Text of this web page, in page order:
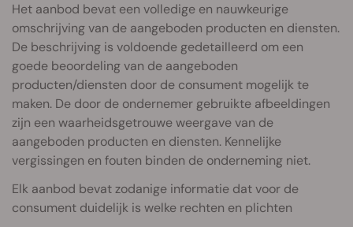
Het aanbod bevat een volledige en nauwkeurige
omschrijving van de aangeboden producten en diensten.
De beschrijving is voldoende gedetailleerd om een
goede beoordeling van de aangeboden
producten/diensten door de consument mogelijk te
maken. De door de ondernemer gebruikte afbeeldingen
zijn een waarheidsgetrouwe weergave van de
aangeboden producten en diensten. Kennelijke
vergissingen en fouten binden de onderneming niet.
Elk aanbod bevat zodanige informatie dat voor de
consument duidelijk is welke rechten en plichten